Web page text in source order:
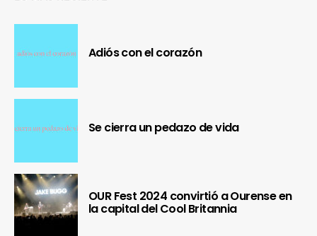
Adiós con el corazón
Se cierra un pedazo de vida
OUR Fest 2024 convirtió a Ourense en
la capital del Cool Britannia